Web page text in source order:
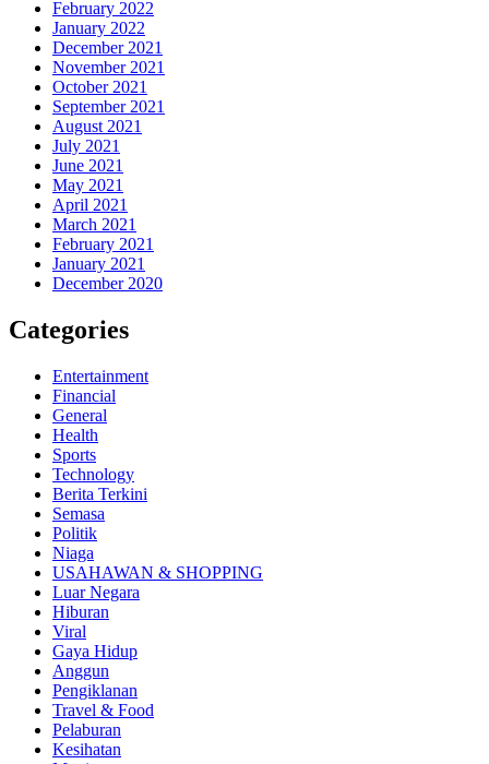
February 2022
January 2022
December 2021
November 2021
October 2021
September 2021
August 2021
July 2021
June 2021
May 2021
April 2021
March 2021
February 2021
January 2021
December 2020
Categories
Entertainment
Financial
General
Health
Sports
Technology
Berita Terkini
Semasa
Politik
Niaga
USAHAWAN & SHOPPING
Luar Negara
Hiburan
Viral
Gaya Hidup
Anggun
Pengiklanan
Travel & Food
Pelaburan
Kesihatan